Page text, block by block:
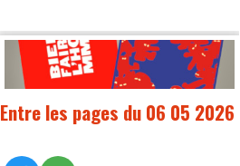
Entre les pages du 06 05 2026